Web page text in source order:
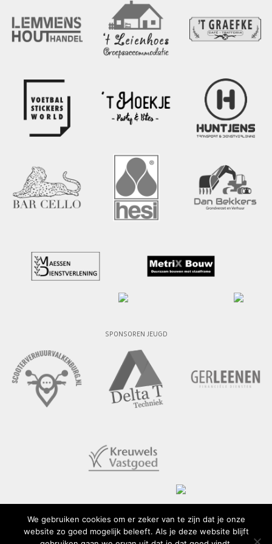
SPONSOREN JEUGD
We gebruiken cookies om er zeker van te zijn dat je onze
website zo goed mogelijk beleeft. Als je deze website blijft